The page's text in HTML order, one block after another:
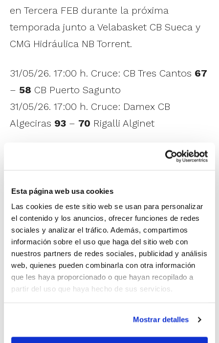
Esta página web usa cookies
Las cookies de este sitio web se usan para personalizar
el contenido y los anuncios, ofrecer funciones de redes
sociales y analizar el tráfico. Además, compartimos
información sobre el uso que haga del sitio web con
nuestros partners de redes sociales, publicidad y análisis
web, quienes pueden combinarla con otra información
que les haya proporcionado o que hayan recopilado a
partir del uso que haya hecho de sus servicios.
Mostrar detalles
en Tercera FEB durante la próxima
temporada junto a Velabasket CB Sueca y
CMG Hidráulica NB Torrent.
31/05/26. 17:00 h. Cruce: CB Tres Cantos 67
– 58 CB Puerto Sagunto
31/05/26. 17:00 h. Cruce: Damex CB
Algeciras 93 – 70 Rigalli Alginet
Calendario de los equipos de la Comunitat
Grupo 1 – Badajoz
28/05/26. 17:45 h. Velabasket CB Sueca73
–72Pujol Mollerussa
29/05/26. 20:00 h. Vítaly La Mar BC Badajoz
79–56Velabasket CB Sueca
30/05/26. 17:45 h. Velabasket CB Sueca57